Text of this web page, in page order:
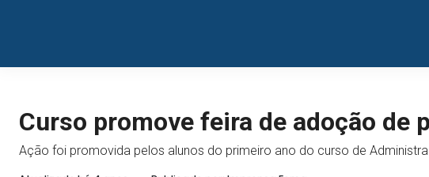
Curso promove feira de adoção de
Ação foi promovida pelos alunos do primeiro ano do curso de